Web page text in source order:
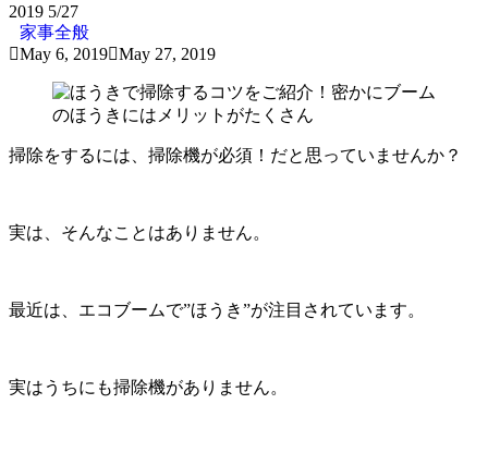
2019 5/27
家事全般
May 6, 2019 May 27, 2019
掃除をするには、掃除機が必須！だと思っていませんか？
実は、そんなことはありません。
最近は、エコブームで”ほうき”が注目されています。
実はうちにも掃除機がありません。